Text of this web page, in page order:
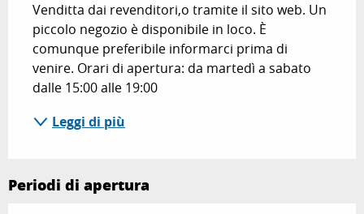
Venditta dai revenditori,o tramite il sito web. Un
piccolo negozio è disponibile in loco. È
comunque preferibile informarci prima di
venire. Orari di apertura: da martedì a sabato
dalle 15:00 alle 19:00
Leggi di più
Periodi di apertura